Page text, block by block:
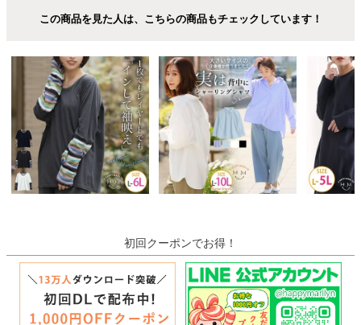
この商品を見た人は、こちらの商品もチェックしています！
初回クーポンでお得！